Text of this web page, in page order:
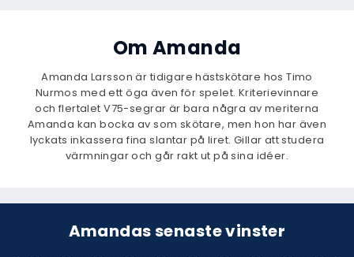
Om Amanda
Amanda Larsson är tidigare hästskötare hos Timo
Nurmos med ett öga även för spelet. Kriterievinnare
och flertalet V75-segrar är bara några av meriterna
Amanda kan bocka av som skötare, men hon har även
lyckats inkassera fina slantar på liret. Gillar att studera
värmningar och går rakt ut på sina idéer.
Amandas senaste vinster